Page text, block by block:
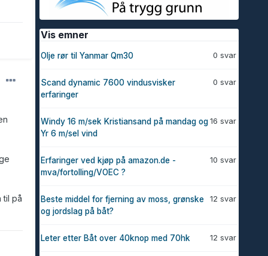
til på
Vis emner
0 svar
Olje rør til Yanmar Qm30
0 svar
Scand dynamic 7600 vindusvisker
erfaringer
16 svar
Windy 16 m/sek Kristiansand på mandag og
Yr 6 m/sel vind
10 svar
Erfaringer ved kjøp på amazon.de -
mva/fortolling/VOEC ?
12 svar
Beste middel for fjerning av moss, grønske
og jordslag på båt?
12 svar
Leter etter Båt over 40knop med 70hk